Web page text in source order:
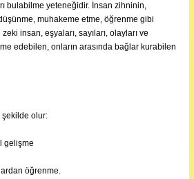
bulabilme yeteneğidir. İnsan zihninin,
muhakeme etme, öğrenme gibi
insan, eşyaları, sayıları, olayları ve
edebilen, onların arasında bağlar kurabilen
şekilde olur:
gelişme
öğrenme.